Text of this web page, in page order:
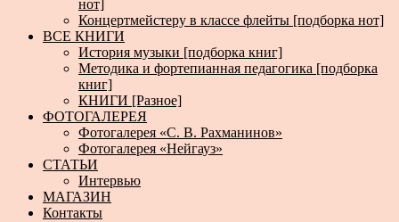
нот]
Концертмейстеру в классе флейты [подборка нот]
ВСЕ КНИГИ
История музыки [подборка книг]
Методика и фортепианная педагогика [подборка
книг]
КНИГИ [Разное]
ФОТОГАЛЕРЕЯ
Фотогалерея «С. В. Рахманинов»
Фотогалерея «Нейгауз»
СТАТЬИ
Интервью
МАГАЗИН
Контакты